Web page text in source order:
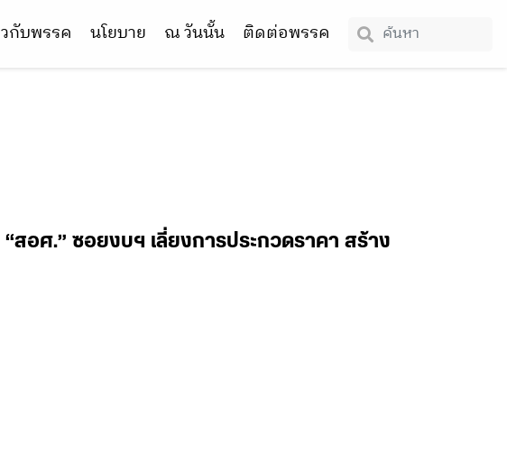
กับพรรค นโยบาย ณ วันนั้น ติดต่อพรรค
สอศ.” ซอยงบฯ เลี่ยงการประกวดราคา สร้าง